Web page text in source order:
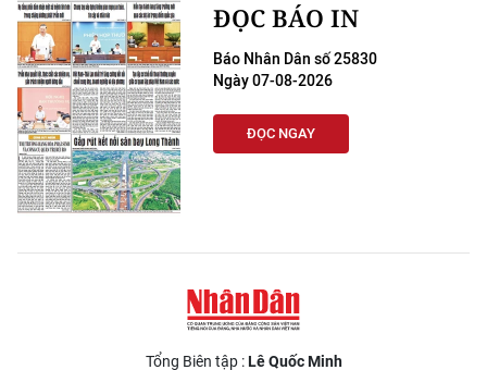
ĐỌC BÁO IN
Báo Nhân Dân số 25830
Ngày 07-08-2026
ĐỌC NGAY
Tổng Biên tập :Lê Quốc Minh